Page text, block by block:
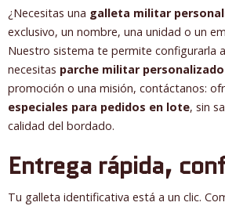
¿Necesitas una galleta militar
exclusivo, un nombre, una unidad o un
Nuestro sistema te permite configurarla
necesitas parche militar personalizado
promoción o una misión, contáctanos:
especiales para pedidos en lote, sin
calidad del bordado.
Entrega rápida,
Tu galleta identificativa está a un clic.